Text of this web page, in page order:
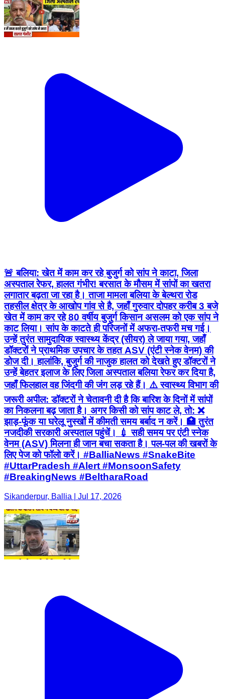
🚨 बलिया: खेत में काम कर रहे बुजुर्ग को सांप ने काटा, जिला
अस्पताल रेफर, हालत गंभीर! बरसात के मौसम में सांपों का खतरा
लगातार बढ़ता जा रहा है। ताजा मामला बलिया के बेल्थरा रोड
तहसील क्षेत्र के आखोप गांव से है, जहाँ गुरुवार दोपहर करीब 3 बजे
खेत में काम कर रहे 80 वर्षीय बुजुर्ग किसान असलम को एक सांप ने
काट लिया। सांप के काटते ही परिजनों में अफरा-तफरी मच गई।
उन्हें तुरंत सामुदायिक स्वास्थ्य केंद्र (सीयर) ले जाया गया, जहाँ
डॉक्टरों ने प्राथमिक उपचार के तहत ASV (एंटी स्नेक वेनम) की
डोज दी। हालांकि, बुजुर्ग की नाजुक हालत को देखते हुए डॉक्टरों ने
उन्हें बेहतर इलाज के लिए जिला अस्पताल बलिया रेफर कर दिया है,
जहाँ फिलहाल वह जिंदगी की जंग लड़ रहे हैं। ⚠️ स्वास्थ्य विभाग की
जरूरी अपील: डॉक्टरों ने चेतावनी दी है कि बारिश के दिनों में सांपों
का निकलना बढ़ जाता है। अगर किसी को सांप काट ले, तो: ❌
झाड़-फूंक या घरेलू नुस्खों में कीमती समय बर्बाद न करें। 🏥 तुरंत
नजदीकी सरकारी अस्पताल पहुंचें। 💉 सही समय पर एंटी स्नेक
वेनम (ASV) मिलना ही जान बचा सकता है। पल-पल की खबरों के
लिए पेज को फॉलो करें। #BalliaNews #SnakeBite
#UttarPradesh #Alert #MonsoonSafety
#BreakingNews #BeltharaRoad
Sikanderpur, Ballia | Jul 17, 2026